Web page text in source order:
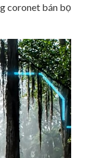
coronet bán bọ